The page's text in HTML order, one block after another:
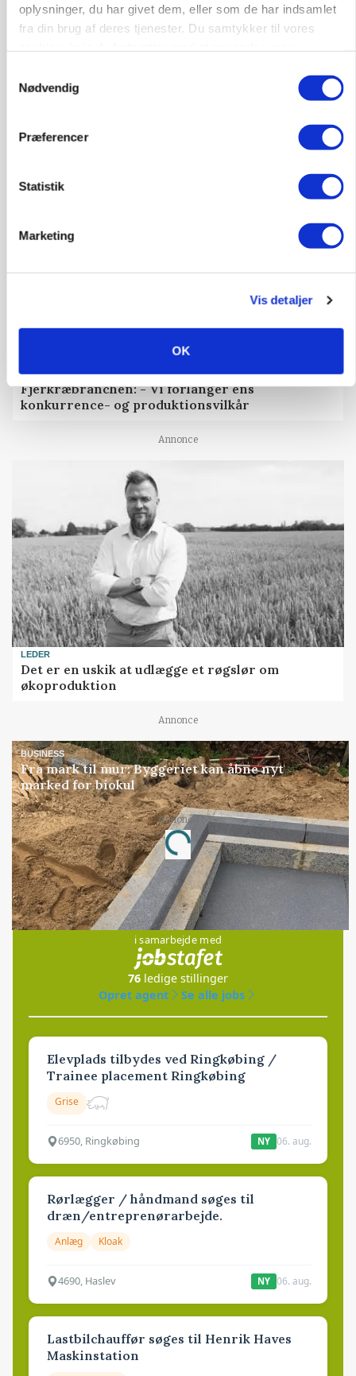
oplysninger, du har givet dem, eller som de har indsamlet
fra din brug af deres tjenester. Du samtykker til vores
Nødvendig
Præferencer
Statistik
Marketing
Vis detaljer
OK
Ny sort understreger potentialet: Har høstet den
eneste mark i verden af sin slags
CAP-I-DANMARK
Fjerkræbranchen: - Vi forlanger ens
konkurrence- og produktionsvilkår
Annonce
LEDER
Det er en uskik at udlægge et røgslør om
økoproduktion
Annonce
BUSINESS
Fra mark til mur: Byggeriet kan åbne nyt
marked for biokul
Annonce
Loading...
Jobs
i samarbejde med
76 ledige stillinger
Opret agent
Se alle jobs
Elevplads tilbydes ved Ringkøbing /
Trainee placement Ringkøbing
Grise
6950, Ringkøbing NY 06. aug.
Rørlægger / håndmand søges til
dræn/entreprenørarbejde.
Anlæg Kloak
4690, Haslev NY 06. aug.
Lastbilchauffør søges til Henrik Haves
Maskinstation